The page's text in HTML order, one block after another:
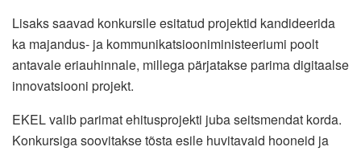
Lisaks saavad konkursile esitatud projektid kandideerida
ka majandus- ja kommunikatsiooniministeeriumi poolt
antavale eriauhinnale, millega pärjatakse parima digitaalse
innovatsiooni projekt.
EKEL valib parimat ehitusprojekti juba seitsmendat korda.
Konkursiga soovitakse tõsta esile huvitavaid hooneid ja